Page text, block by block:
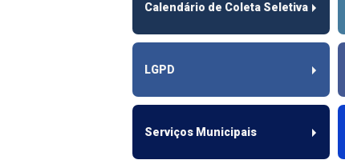
Calendário de Coleta Seletiva
LGPD
Serviços Municipais